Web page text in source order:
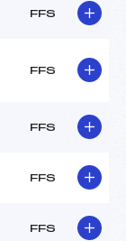
FFS
FFS
FFS
FFS
FFS